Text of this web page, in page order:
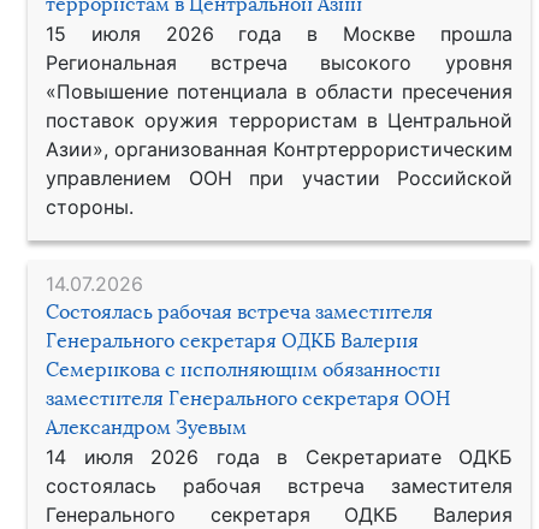
15 июля 2026 года в Москве прошла
Региональная встреча высокого уровня
«Повышение потенциала в области пресечения
поставок оружия террористам в Центральной
Азии», организованная Контртеррористическим
управлением ООН при участии Российской
стороны.
14.07.2026
Состоялась рабочая встреча заместителя
Генерального секретаря ОДКБ Валерия
Семерикова с исполняющим обязанности
заместителя Генерального секретаря ООН
Александром Зуевым
14 июля 2026 года в Секретариате ОДКБ
состоялась рабочая встреча заместителя
Генерального секретаря ОДКБ Валерия